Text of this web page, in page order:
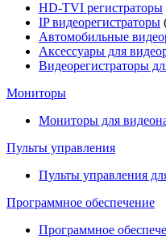
HD-TVI регистраторы
IP видеорегистраторы
Автомобильные
Аксессуары для
Видеорегистраторы
Мониторы
Мониторы для
Пульты управления
Пульты управления
Программное обеспечение
Программное